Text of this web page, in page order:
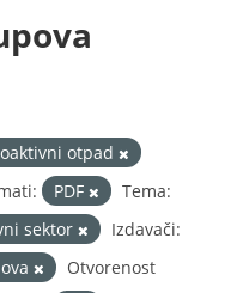
otpad
PDF
Tema:
sektor
Izdavači:
Otvorenost